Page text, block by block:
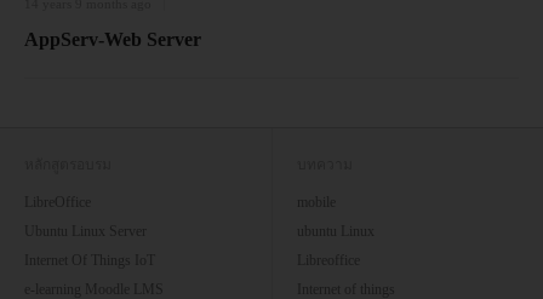
AppServ-Web Server
LibreOffice
Ubuntu Linux Server
Internet Of Things IoT
e-learning Moodle LMS
mobile
ubuntu Linux
Internet of things